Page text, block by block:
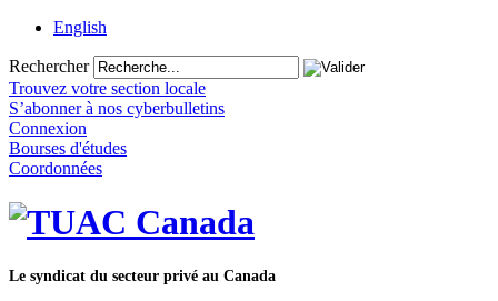
English
Rechercher
Trouvez votre section locale
S’abonner à nos cyberbulletins
Connexion
Bourses d'études
Coordonnées
Le syndicat du secteur privé au Canada